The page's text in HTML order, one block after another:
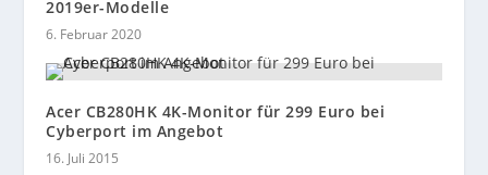
2019er-Modelle
6. Februar 2020
Acer CB280HK 4K-Monitor für 299 Euro bei
Cyberport im Angebot
16. Juli 2015